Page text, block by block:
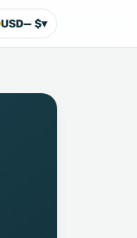
USD— $▾